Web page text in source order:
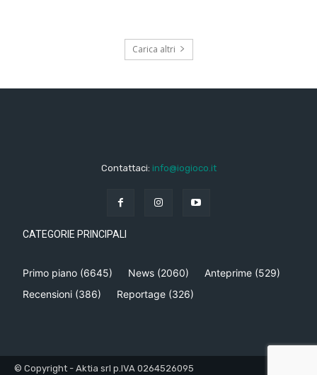
Carica altri
Contattaci: info@iogioco.it
CATEGORIE PRINCIPALI
Primo piano (6645) News (2060) Anteprime (529)
Recensioni (386) Reportage (326)
© Copyright - Aktia srl p.IVA 0264526095